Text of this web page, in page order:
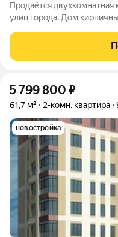
Продаётся двухкомнатная
улиц города. Дом
косметический ремонт,
фотографиям. Квартира
5 799 800 ₽
61,7 м² 2-комн. квартира
новостройка